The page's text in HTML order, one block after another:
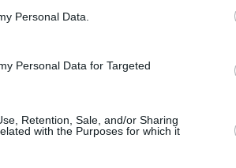
Personal Data.
Personal Data for Targeted
Retention, Sale, and/or Sharing
with the Purposes for which it
περιλαμβάνει το
των πιθήκων. Υπάρχει
και την εμφάνιση
προκαλούνται από την
Ευλογιά των πιθήκων.